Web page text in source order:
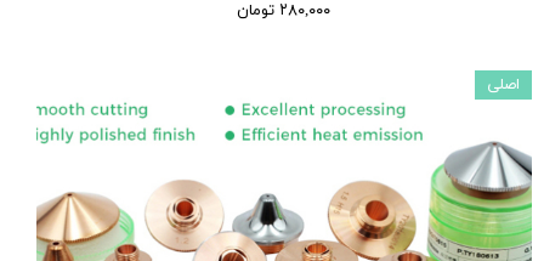
۲۸۰,۰۰۰ تومان
اصلی